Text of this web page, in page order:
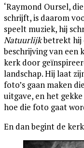
‘Raymond Oursel,
schrijft, is daarom
speelt muziek, hij
Natuurlijkbetrekt hij
beschrijving van een
kerk door
landschap. Hij laat
foto’s gaan maken
uitgave, en het
hoe die foto gaat
En dan begint de